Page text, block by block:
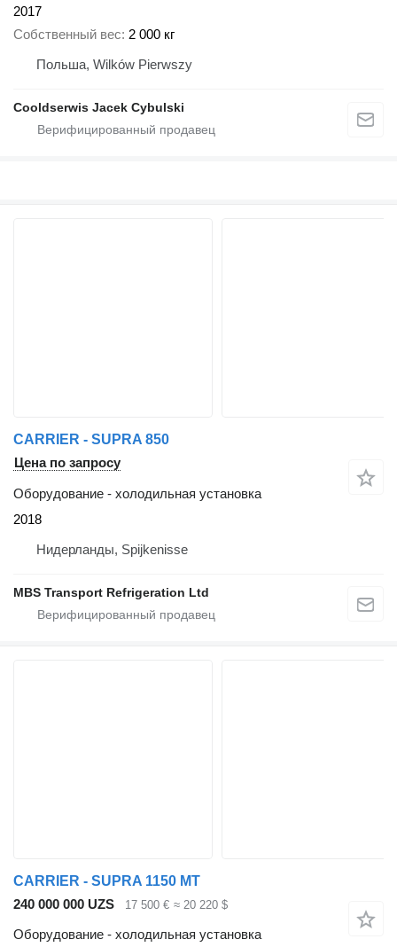
2017
Собственный вес 2 000 кг
Польша, Wilków Pierwszy
Cooldserwis Jacek Cybulski
CARRIER - SUPRA 850
Цена по запросу
Оборудование - холодильная установка
2018
Нидерланды, Spijkenisse
MBS Transport Refrigeration Ltd
CARRIER - SUPRA 1150 MT
240 000 000 UZS
17 500 € ≈ 20 220 $
Оборудование - холодильная установка